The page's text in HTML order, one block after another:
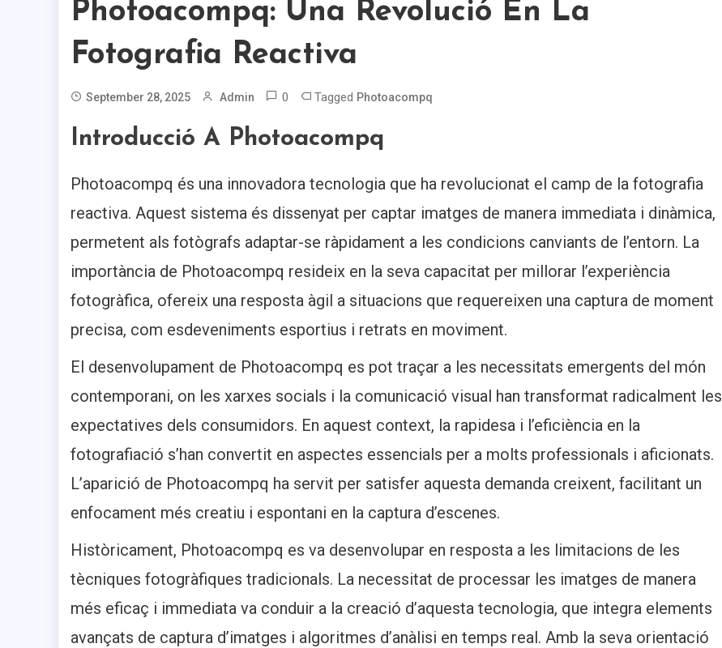
Photoacompq: Una Revolució En La
Fotografia Reactiva
September 28, 2025 Admin 0 Tagged Photoacompq
Introducció A Photoacompq
Photoacompq és una innovadora tecnologia que ha revolucionat el camp de la fotografia
reactiva. Aquest sistema és dissenyat per captar imatges de manera immediata i dinàmica,
permetent als fotògrafs adaptar-se ràpidament a les condicions canviants de l’entorn. La
importància de Photoacompq resideix en la seva capacitat per millorar l’experiència
fotogràfica, ofereix una resposta àgil a situacions que requereixen una captura de moment
precisa, com esdeveniments esportius i retrats en moviment.
El desenvolupament de Photoacompq es pot traçar a les necessitats emergents del món
contemporani, on les xarxes socials i la comunicació visual han transformat radicalment les
expectatives dels consumidors. En aquest context, la rapidesa i l’eficiència en la
fotografiació s’han convertit en aspectes essencials per a molts professionals i aficionats.
L’aparició de Photoacompq ha servit per satisfer aquesta demanda creixent, facilitant un
enfocament més creatiu i espontani en la captura d’escenes.
Històricament, Photoacompq es va desenvolupar en resposta a les limitacions de les
tècniques fotogràfiques tradicionals. La necessitat de processar les imatges de manera
més eficaç i immediata va conduir a la creació d’aquesta tecnologia, que integra elements
avançats de captura d’imatges i algoritmes d’anàlisi en temps real. Amb la seva orientació